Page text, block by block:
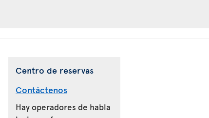
Centro de reservas
Contáctenos
Hay operadores de habla